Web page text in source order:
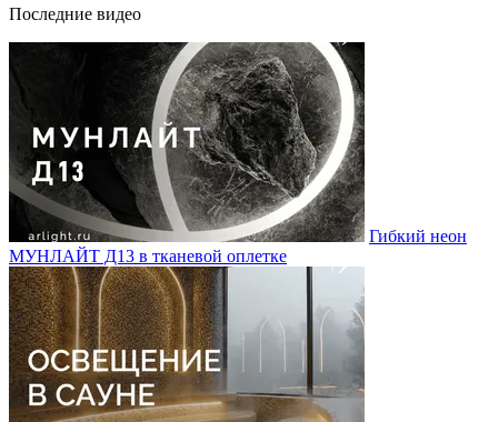
Последние видео
Гибкий неон
МУНЛАЙТ Д13 в тканевой оплетке